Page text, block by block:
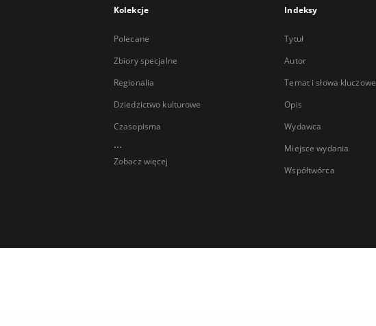
Kolekcje
Polecane
Zbiory specjalne
Regionalia
Dziedzictwo kulturowe
Czasopisma
...
Zobacz więcej
Indeksy
Tytuł
Autor
Temat i słowa kluczowe
Opis
Wydawca
Miejsce wydania
Współtwórca